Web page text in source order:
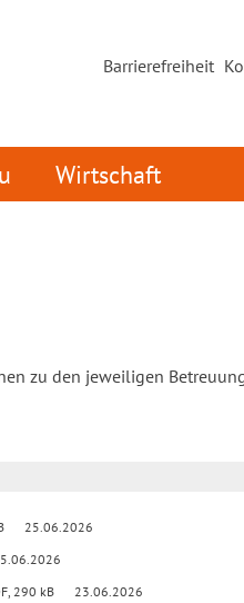
Barrierefreiheit
Wirtschaft
zu den jeweiligen
25.06.2026
290 kB 23.06.2026